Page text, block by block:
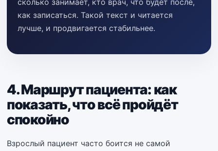
сколько занимает, кто врач, что будет после,
как записаться. Такой текст и читается
лучше, и продвигается стабильнее.
4. Маршрут пациента: как
показать, что всё пройдёт
спокойно
Взрослый пациент часто боится не самой